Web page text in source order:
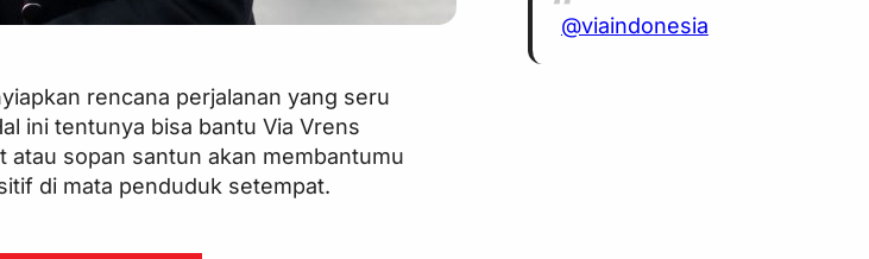
rencana perjalanan yang seru
ini tentunya bisa bantu Via Vrens
atau sopan santun akan membantumu
di mata penduduk setempat.
@viaindonesia